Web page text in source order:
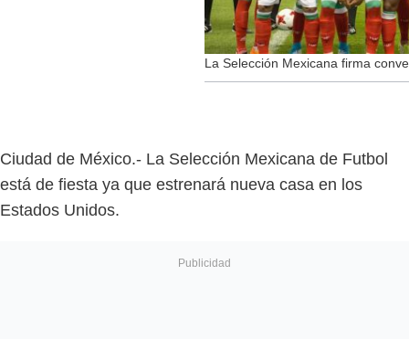
La Selección Mexicana firma
Ciudad de México.- La Selección Mexicana de Futbol
está de fiesta ya que estrenará nueva casa en los
Estados Unidos.